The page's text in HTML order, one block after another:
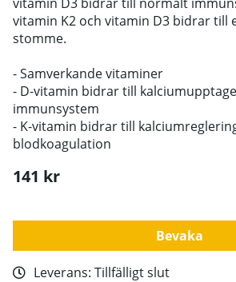
vitamin K2 och vitamin D3 bidrar till
stomme.
- Samverkande vitaminer
- D-vitamin bidrar till
immunsystem
- K-vitamin bidrar till
blodkoagulation
141 kr
Bevaka
Leverans: Tillfälligt slut